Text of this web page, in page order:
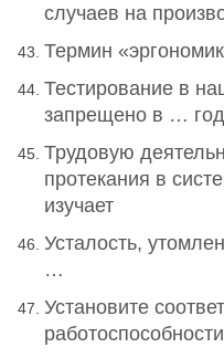
случаев на
Термин
Тестирование в
запрещено в …
Трудовую
протекания в
изучает
Усталость,
…
Установите